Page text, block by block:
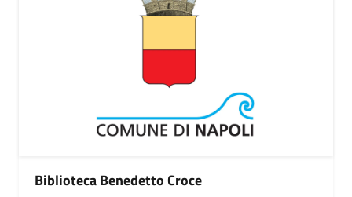
Biblioteca Benedetto Croce